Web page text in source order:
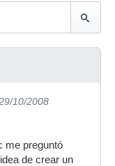
10/2008
me preguntó
de crear un